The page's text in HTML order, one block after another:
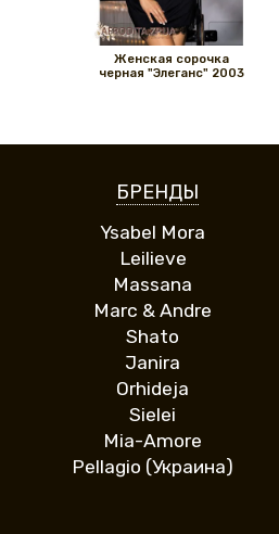
Женская сорочка
черная "Элеганс" 2003
БРЕНДЫ
Ysabel Mora
Leilieve
Massana
Marc & Andre
Shato
Janira
Orhideja
Sielei
Mia-Amore
Pellagio (Украина)